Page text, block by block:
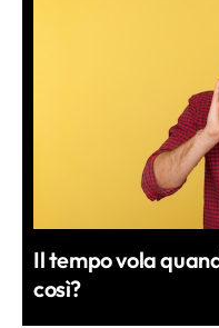
Il tempo vola
così?